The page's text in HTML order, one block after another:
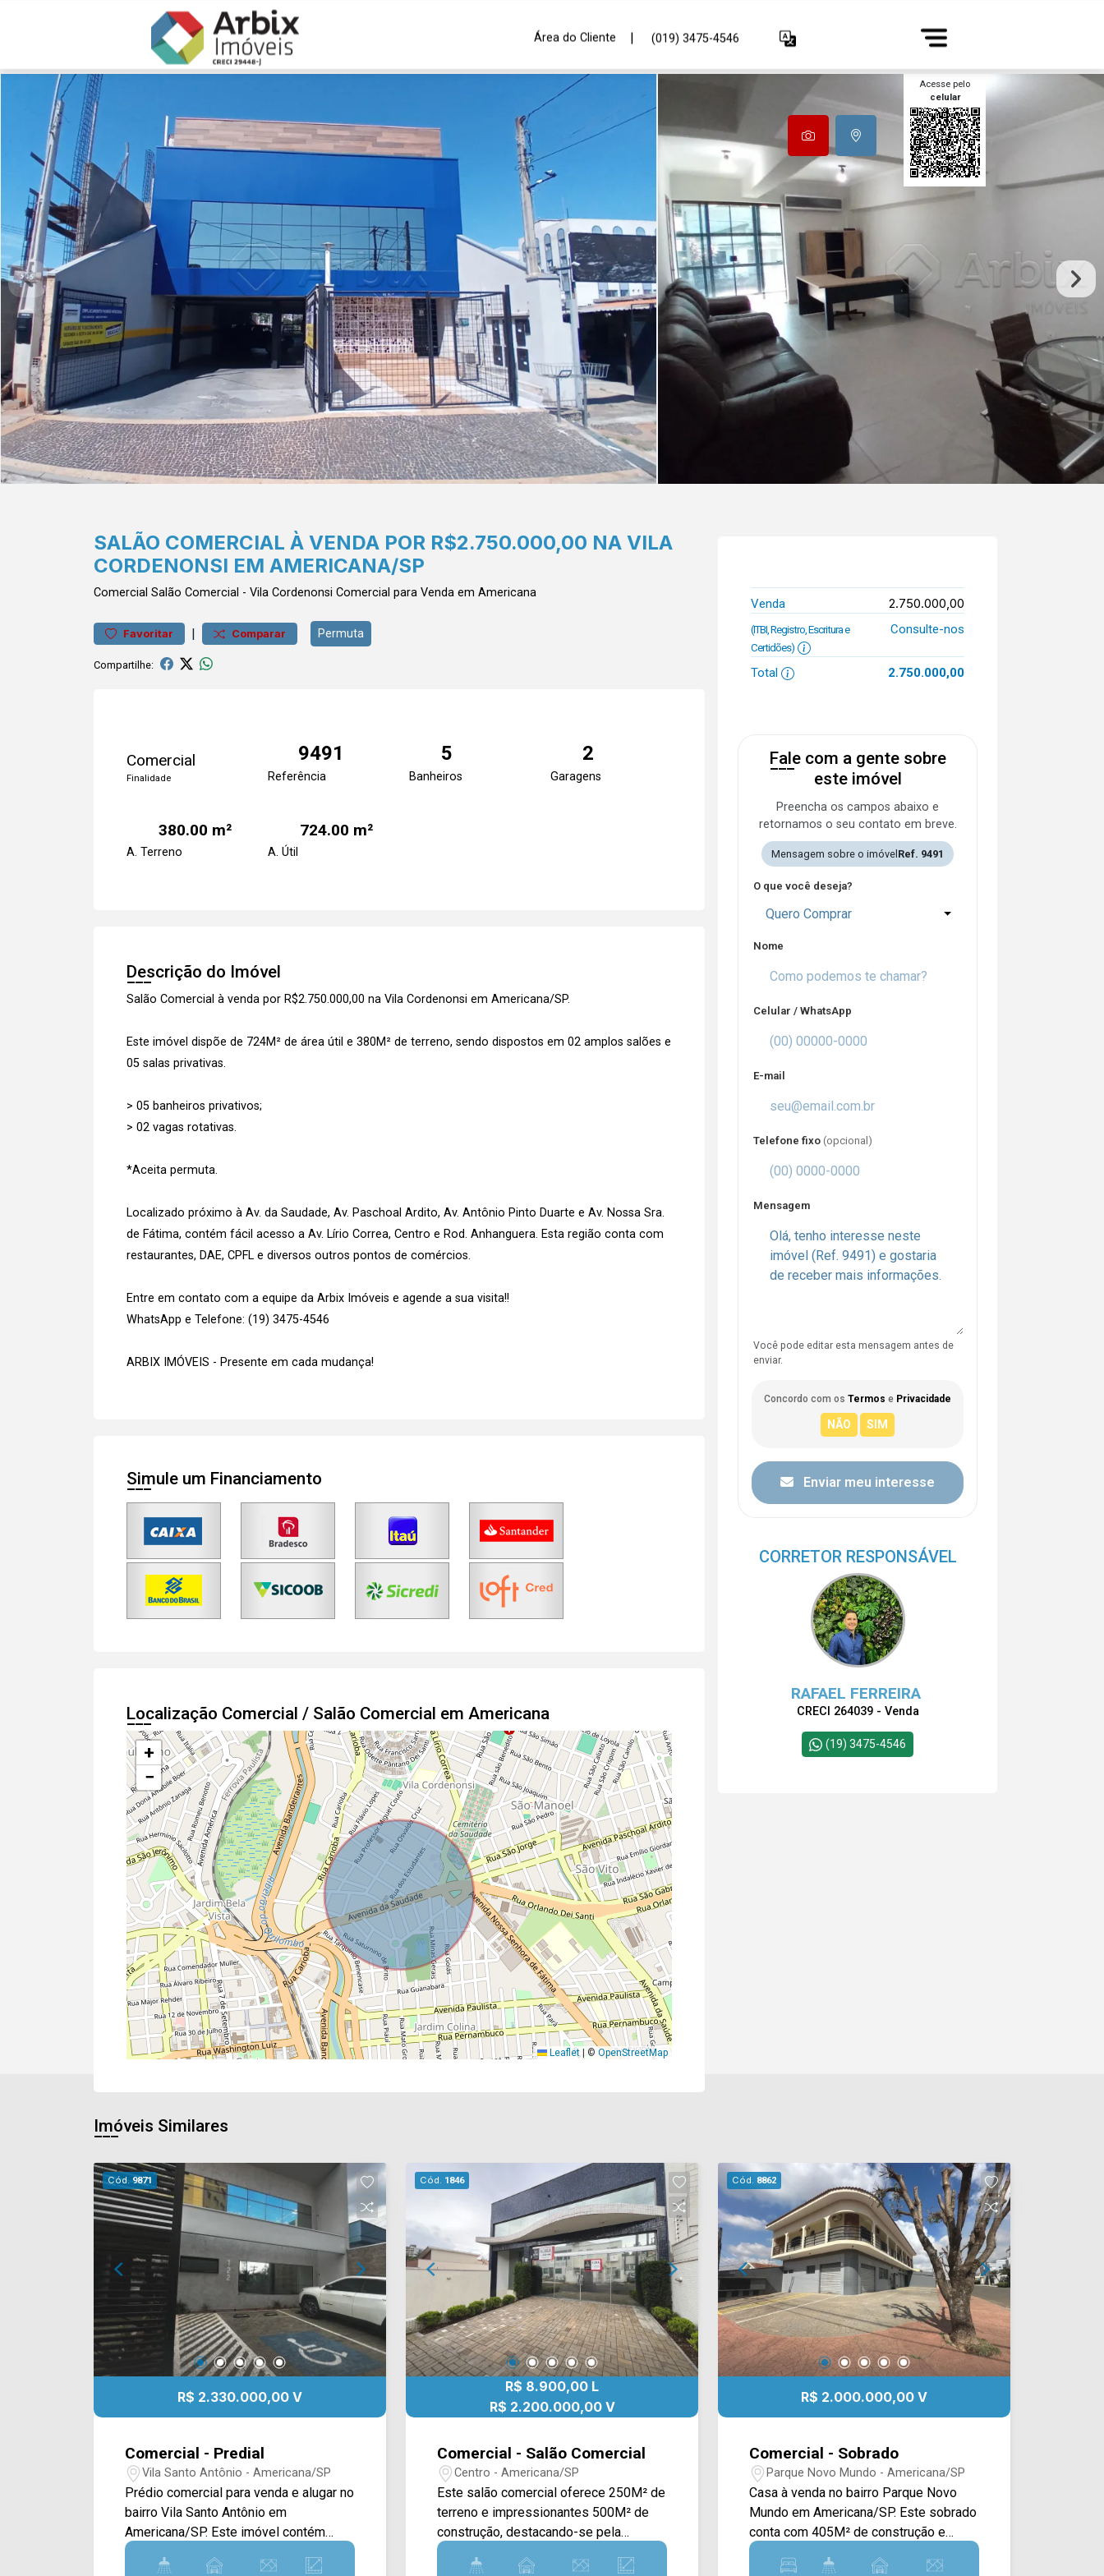
Área do Cliente | (019) 3475-4546
Acesse pelo
celular
SALÃO COMERCIAL À VENDA POR R$2.750.000,00 NA VILA
CORDENONSI EM AMERICANA/SP
Comercial Salão Comercial - Vila Cordenonsi Comercial para Venda em Americana
Favoritar | Comparar Permuta
Compartilhe:
Comercial
Finalidade
9491
Referência
5
Banheiros
2
Garagens
380.00 m²
A. Terreno
724.00 m²
A. Útil
Descrição do Imóvel
Salão Comercial à venda por R$2.750.000,00 na Vila Cordenonsi em Americana/SP.
Este imóvel dispõe de 724M² de área útil e 380M² de terreno, sendo dispostos em 02 amplos salões e
05 salas privativas.
> 05 banheiros privativos;
> 02 vagas rotativas.
*Aceita permuta.
Localizado próximo à Av. da Saudade, Av. Paschoal Ardito, Av. Antônio Pinto Duarte e Av. Nossa Sra.
de Fátima, contém fácil acesso a Av. Lírio Correa, Centro e Rod. Anhanguera. Esta região conta com
restaurantes, DAE, CPFL e diversos outros pontos de comércios.
Entre em contato com a equipe da Arbix Imóveis e agende a sua visita!!
WhatsApp e Telefone: (19) 3475-4546
ARBIX IMÓVEIS - Presente em cada mudança!
Simule um Financiamento
Localização Comercial / Salão Comercial em Americana
+
−
Leaflet | © OpenStreetMap
Venda 2.750.000,00
(ITBI, Registro, Escritura e
Certidões)
Consulte-nos
Total 2.750.000,00
Fale com a gente sobre
este imóvel
Preencha os campos abaixo e
retornamos o seu contato em breve.
Mensagem sobre o imóvel Ref. 9491
O que você deseja?
Quero Comprar
Nome
Celular / WhatsApp
E-mail
Telefone fixo (opcional)
Mensagem
Você pode editar esta mensagem antes de
enviar.
Concordo com os Termos e Privacidade
Enviar meu interesse
CORRETOR RESPONSÁVEL
RAFAEL FERREIRA
CRECI 264039 - Venda
(19) 3475-4546
Imóveis Similares
Cód. 9871
R$ 2.330.000,00 V
Comercial - Predial
Vila Santo Antônio - Americana/SP
Prédio comercial para venda e alugar no
bairro Vila Santo Antônio em
Americana/SP. Este imóvel contém
310M² de área útil, sendo distribuídos
em ampla recepção, 06 salas privativas,
Cód. 1846
R$ 8.900,00 L
R$ 2.200.000,00 V
Comercial - Salão Comercial
Centro - Americana/SP
Este salão comercial oferece 250M² de
terreno e impressionantes 500M² de
construção, destacando-se pela
estrutura moderna, ampla capacidade
operacional e localização estratégica,
Cód. 8862
R$ 2.000.000,00 V
Comercial - Sobrado
Parque Novo Mundo - Americana/SP
Casa à venda no bairro Parque Novo
Mundo em Americana/SP. Este sobrado
conta com 405M² de construção e
358M² de terreno, possuindo duas
casas sobreloja e 02 salões no térreo.